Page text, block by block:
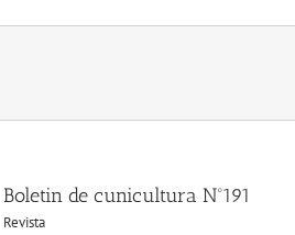
Boletin de cunicultura Nº191
Revista